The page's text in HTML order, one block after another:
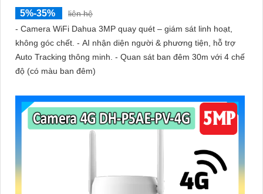
5%-35%
liên hệ
- Camera WiFi Dahua 3MP quay quét – giám sát linh hoạt,
không góc chết. - AI nhận diện người & phương tiện, hỗ trợ
Auto Tracking thông minh. - Quan sát ban đêm 30m với 4 chế
độ (có màu ban đêm)